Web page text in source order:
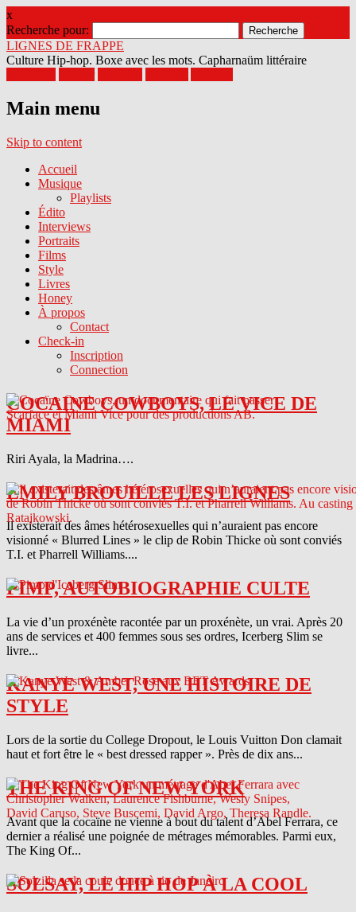
x
Recherche pour:
LIGNES DE FRAPPE
Culture Hip-hop. Boxe avec les mots. Capharnaüm littéraire
Main menu
Skip to content
Accueil
Musique
Playlists
Édito
Interviews
Portraits
Films
Style
Livres
Honey
À propos
Contact
Check-in
Inscription
Connection
COCAINE COWBOYS, LE VICE DE
MIAMI
Riri Ayala, la Madrina….
EMILY BROUILLE LES LIGNES
Il existerait des âmes hétérosexuelles qui n’auraient pas encore
visionné « Blurred Lines » le clip de Robin Thicke où sont conviés
T.I. et Pharrell Williams....
PIMP, AUTOBIOGRAPHIE CULTE
La vie d’un proxénète racontée par un proxénète, un vrai. Après 20
ans de services et 400 femmes sous ses ordres, Icerberg Slim se
livre...
KANYE WEST, UNE HISTOIRE DE
STYLE
Lors de la sortie du College Dropout, le Louis Vuitton Don clamait
haut et fort être le « best dressed rapper ». Près de dix ans...
THE KING OF NEW YORK
Avant que la cocaïne ne vienne à bout du talent d’Abel Ferrara, ce
dernier a réalisé une poignée de métrages mémorables. Parmi eux,
The King Of...
SOLSAY, LE HIP HOP À LA COOL